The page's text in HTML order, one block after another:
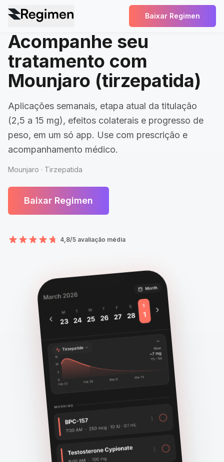
Baixar Regimen
Acompanhe seu
tratamento com
Mounjaro (tirzepatida)
Aplicações semanais, etapa atual da titulação
(2,5 a 15 mg), efeitos colaterais e progresso de
peso, em um só app. Use com prescrição e
acompanhamento médico.
Mounjaro · Tirzepatida
Baixar Regimen
4,8/5 avaliação média